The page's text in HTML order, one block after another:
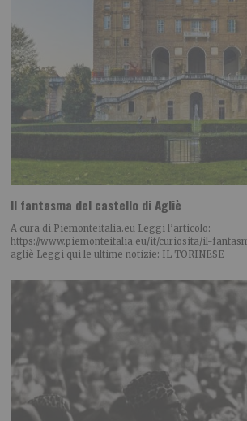
Il fantasma del castello di Agliè
A cura di Piemonteitalia.eu Leggi l’articolo:
https://www.piemonteitalia.eu/it/curiosita/il-
agliè Leggi qui le ultime notizie: IL TORINESE